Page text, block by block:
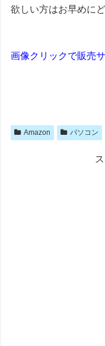
欲しい方はお早めにど
画像クリックで販売
Amazon パソコン